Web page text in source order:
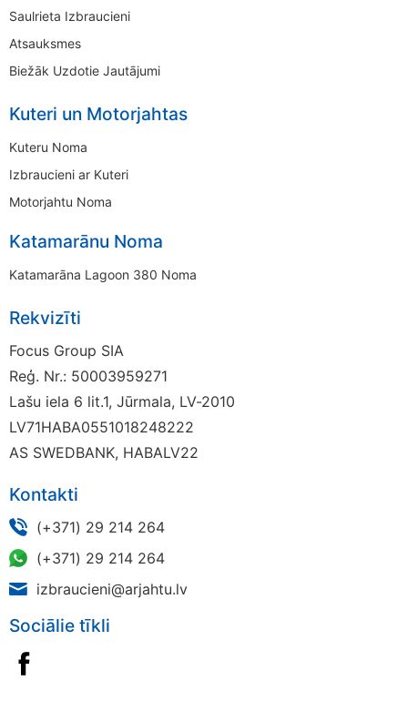
Saulrieta Izbraucieni
Atsauksmes
Biežāk Uzdotie Jautājumi
Kuteri un Motorjahtas
Kuteru Noma
Izbraucieni ar Kuteri
Motorjahtu Noma
Katamarānu Noma
Katamarāna Lagoon 380 Noma
Rekvizīti
Focus Group SIA
Reģ. Nr.: 50003959271
Lašu iela 6 lit.1, Jūrmala, LV-2010
LV71HABA0551018248222
AS SWEDBANK, HABALV22
Kontakti
(+371) 29 214 264
(+371) 29 214 264
izbraucieni@arjahtu.lv
Sociālie tīkli